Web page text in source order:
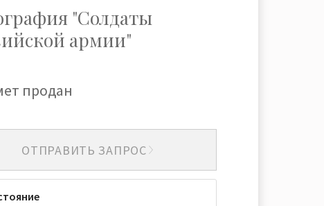
"Солдаты
армии"
продан
ОТПРАВИТЬ ЗАПРОС